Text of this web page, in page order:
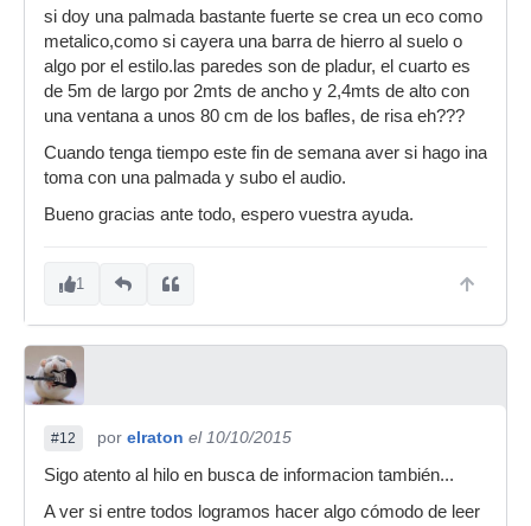
si doy una palmada bastante fuerte se crea un eco como
metalico,como si cayera una barra de hierro al suelo o
algo por el estilo.las paredes son de pladur, el cuarto es
de 5m de largo por 2mts de ancho y 2,4mts de alto con
una ventana a unos 80 cm de los bafles, de risa eh???
Cuando tenga tiempo este fin de semana aver si hago ina
toma con una palmada y subo el audio.
Bueno gracias ante todo, espero vuestra ayuda.
1
#12 por elraton el 10/10/2015
Sigo atento al hilo en busca de informacion también...
A ver si entre todos logramos hacer algo cómodo de leer